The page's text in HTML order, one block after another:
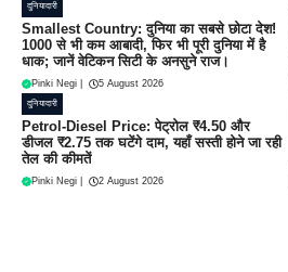
दुनियादारी
Smallest Country: दुनिया का सबसे छोटा देश!
1000 से भी कम आबादी, फिर भी पूरी दुनिया में है
धाक; जानें वेटिकन सिटी के अनसुने राज।
Pinki Negi 5 August 2026
दुनियादारी
Petrol-Diesel Price: पेट्रोल ₹4.50 और
डीजल ₹2.75 तक घटेंगे दाम, यहाँ सस्ती होने जा रही
तेल की कीमतें
Pinki Negi 2 August 2026